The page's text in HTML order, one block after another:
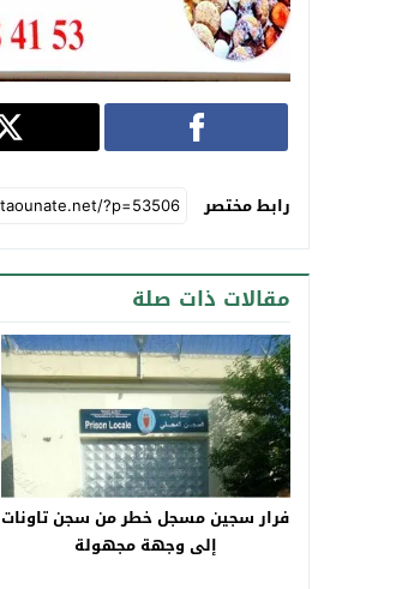
رابط مختصر
مقالات ذات صلة
فرار سجين مسجل خطر من سجن تاونات
إلى وجهة مجهولة